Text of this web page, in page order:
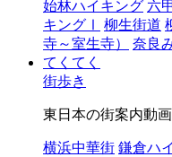
始林ハイキング 六
キングⅠ
柳生街道
寺～室生寺）
奈良
てくてく
街歩き
東日本の街案内動画
横浜中華街 鎌倉ハ